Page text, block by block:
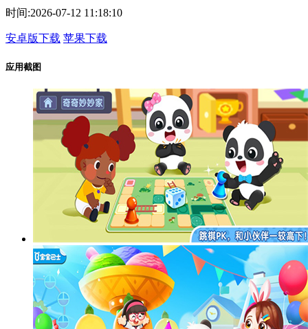
时间:2026-07-12 11:18:10
安卓版下载 苹果下载
应用截图